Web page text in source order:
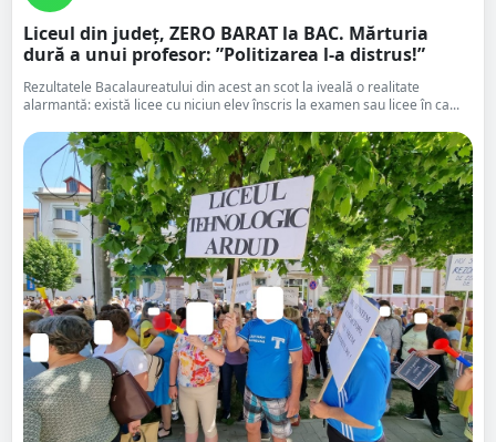
Liceul din județ, ZERO BARAT la BAC. Mărturia
dură a unui profesor: ”Politizarea l-a distrus!”
Rezultatele Bacalaureatului din acest an scot la iveală o realitate
alarmantă: există licee cu niciun elev înscris la examen sau licee în ca...